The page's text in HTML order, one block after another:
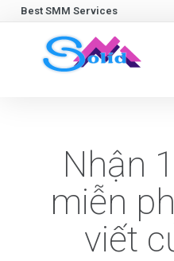
Best SMM Services
Nhận
miễn
viết